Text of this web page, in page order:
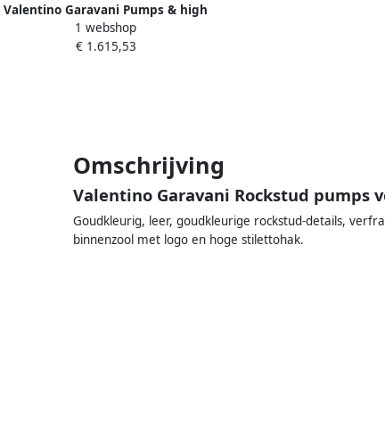
Valentino Garavani Pumps & high
heels Ankle Strap Rockstud Pumps in
beige
1 webshop
€ 1.615,53
Omschrijving
Valentino Garavani Rockstud pumps
Goudkleurig, leer, goudkleurige rockstud-details,
binnenzool met logo en hoge stilettohak.